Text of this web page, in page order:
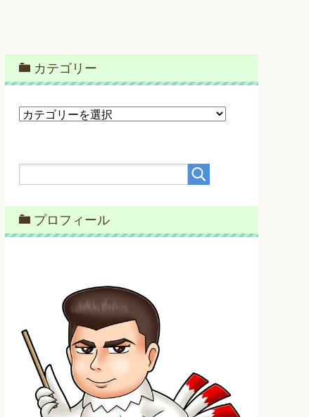
カテゴリー
カ
プロフィール